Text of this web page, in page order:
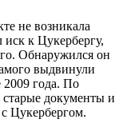
не возникала
к Цукербергу,
Обнаружился он
выдвинули
года. По
старые документы и
Цукербергом.